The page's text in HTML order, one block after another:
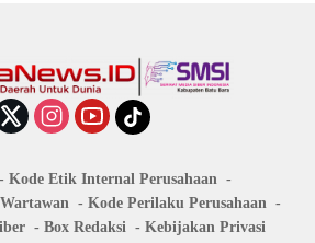
Kode Etik Internal Perusahaan
Kode Perilaku Perusahaan
Box Redaksi Kebijakan Privasi